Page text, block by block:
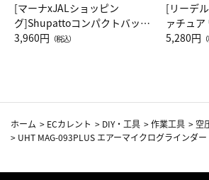
[マーナxJALショッピン
グ]Shupattoコンパクトバッグ
Drop JAL客室乗務員（LC）ス
3,960円 （税込）
[リーデ
ァチュ
ト（レッ
5,280円
ホーム > ECカレント > DIY・工具 >作業工具 > 空
> UHT MAG-093PLUS エアーマイクログラインダ